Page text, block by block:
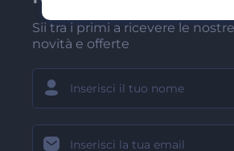
Sii tra i primi a ricevere le
novità e offerte